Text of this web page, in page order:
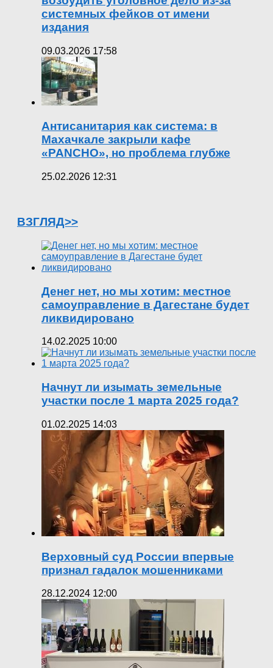
системных фейков от имени
издания
09.03.2026 17:58
Антисанитария как система: в
Махачкале закрыли кафе
«PANCHO», но проблема глубже
25.02.2026 12:31
ВЗГЛЯД>>
Денег нет, но мы хотим: местное
самоуправление в Дагестане будет
ликвидировано
14.02.2025 10:00
Начнут ли изымать земельные
участки после 1 марта 2025 года?
01.02.2025 14:03
Верховный суд России впервые
признал гадалок мошенниками
28.12.2024 12:00